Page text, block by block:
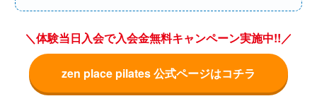
＼体験当日入会で入会金無料キャンペーン実施中!!／
zen place pilates 公式ページはコチラ